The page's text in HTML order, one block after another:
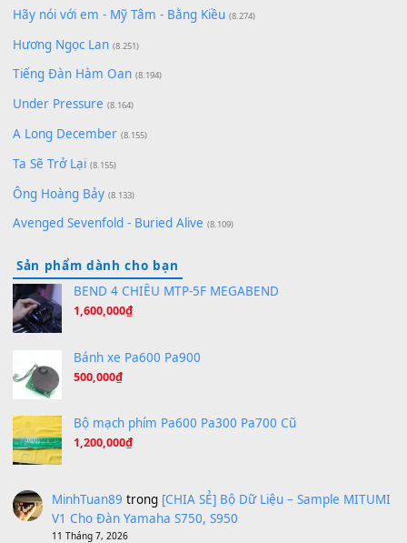
(8.929)
[SHEET] Ánh Trăng Nói Hộ Lòng Tôi - Mạnh Lệ Quân | Intro +
Pinyin
(8.651)
Bóng mây qua thềm
[SHEET PIANO] We Wish You A Merry Christmas
Orange Days - FT Island
Hãy nói với em - Mỹ Tâm - Bằng Kiều
Hương Ngọc Lan (8.251)
Tiếng Đàn Hàm Oan (8.194)
Under Pressure
A Long December (8.155)
Ta Sẽ Trở Lại
Ông Hoàng Bảy (8.133)
Avenged Sevenfold - Buried Alive
Sản phẩm dành cho bạn
BEND 4 CHIỀU MTP-5F MEGABEND